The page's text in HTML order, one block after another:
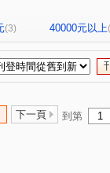
(3) 40000元以上
下一頁 到第